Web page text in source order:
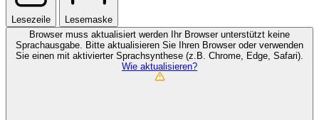
Lesezeile
Lesemaske
Browser muss aktualisiert werden
Ihr Browser unterstützt keine
Sprachausgabe. Bitte aktualisieren Sie Ihren Browser oder verwenden
Sie einen mit aktivierter Sprachsynthese (z.B. Chrome, Edge, Safari).
Wie aktualisieren?